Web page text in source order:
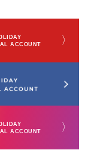
ACCOUNT
〉
ACCOUNT
〉